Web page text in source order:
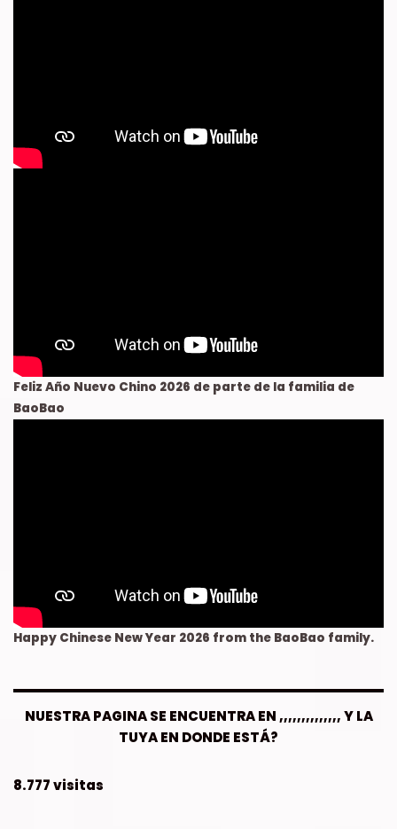
Feliz Año Nuevo Chino 2026 de parte de la familia de
BaoBao
Happy Chinese New Year 2026 from the BaoBao family.
NUESTRA PAGINA SE ENCUENTRA EN ,,,,,,,,,,,,,, Y LA
TUYA EN DONDE ESTÁ?
8.777 visitas